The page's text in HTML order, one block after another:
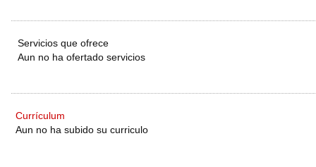
Servicios que ofrece
Aun no ha ofertado servicios
Currículum
Aun no ha subido su curriculo